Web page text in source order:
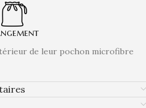
de leur pochon microfibre